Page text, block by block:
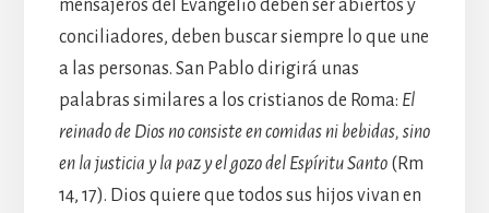
mensajeros del Evangelio deben ser abiertos y
conciliadores, deben buscar siempre lo que une
a las personas. San Pablo dirigirá unas
palabras similares a los cristianos de Roma: El
reinado de Dios no consiste en comidas ni bebidas, sino
en la justicia y la paz y el gozo del Espíritu Santo(Rm
14, 17). Dios quiere que todos sus hijos vivan en